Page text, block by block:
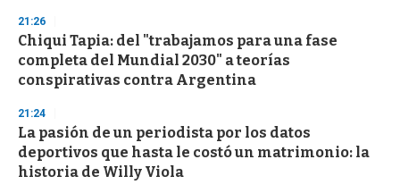
s
e
c
o
n
21:26
Chiqui Tapia: del "trabajamos para una fase
completa del Mundial 2030" a teorías
conspirativas contra Argentina
21:24
La pasión de un periodista por los datos
deportivos que hasta le costó un matrimonio: la
historia de Willy Viola